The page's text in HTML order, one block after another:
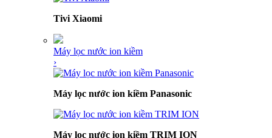
Tivi Xiaomi
Máy lọc nước ion kiềm
›
Máy lọc nước ion kiềm Panasonic
Máy lọc nước ion kiềm TRIM ION